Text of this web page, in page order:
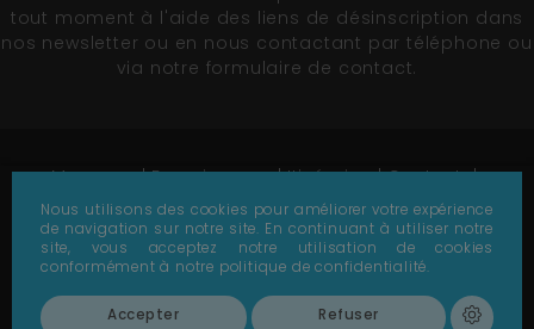
Nous utilisons des cookies pour améliorer votre expérience
de navigation sur notre site. En continuant à utiliser notre
site, vous acceptez notre utilisation de cookies
conformément à notre politique de confidentialité.
Accepter Refuser
tout moment à l'aide des liens de désinscription dans
nos newsletter ou en nous contactant par téléphone ou
via notre formulaire de contact.
Marques Fournisseurs Itinéraire
Contact
Plan du site
© 1978-2026 - CAAA - Tous droits réservés -Création
de site par Référencement Page 1